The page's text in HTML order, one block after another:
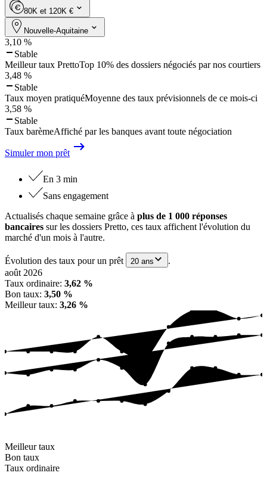
80K et 120K €
Nouvelle-Aquitaine
3,10 %
Stable
Meilleur taux PrettoTop 10% des dossiers négociés par nos courtiers
3,48 %
Stable
Taux moyen pratiquéMoyenne des taux prévisionnels de ce mois-ci
3,58 %
Stable
Taux barèmeAffiché par les banques avant toute négociation
Simuler mon prêt
En 3 min
Sans engagement
Actualisés chaque semaine grâce à plus de 1 000 réponses
bancaires sur les dossiers Pretto, ces taux affichent l'évolution du
marché d'un mois à l'autre.
Évolution des taux pour un prêt 20 ans
.
août 2026
Taux ordinaire: 3,62 %
Bon taux: 3,50 %
Meilleur taux: 3,26 %
Meilleur taux
Bon taux
Taux ordinaire